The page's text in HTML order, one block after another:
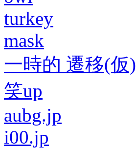
turkey
mask
一時的 遷移(仮)
笑up
aubg.jp
i00.jp